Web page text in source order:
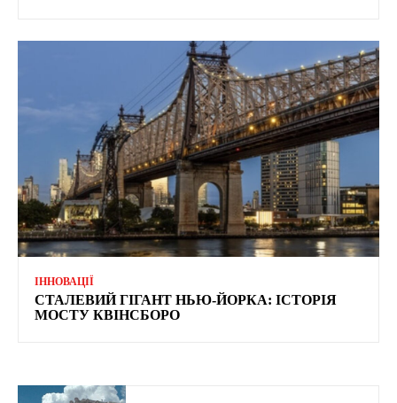
ІННОВАЦІЇ
СТАЛЕВИЙ ГІГАНТ НЬЮ-ЙОРКА: ІСТОРІЯ
МОСТУ КВІНСБОРО